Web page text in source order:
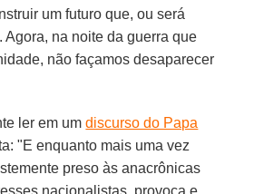
um futuro que, ou será
Agora, na noite da guerra que
não façamos desaparecer
ler em umdiscurso do Papa
"E enquanto mais uma vez
preso às anacrônicas
nacionalistas, provoca e